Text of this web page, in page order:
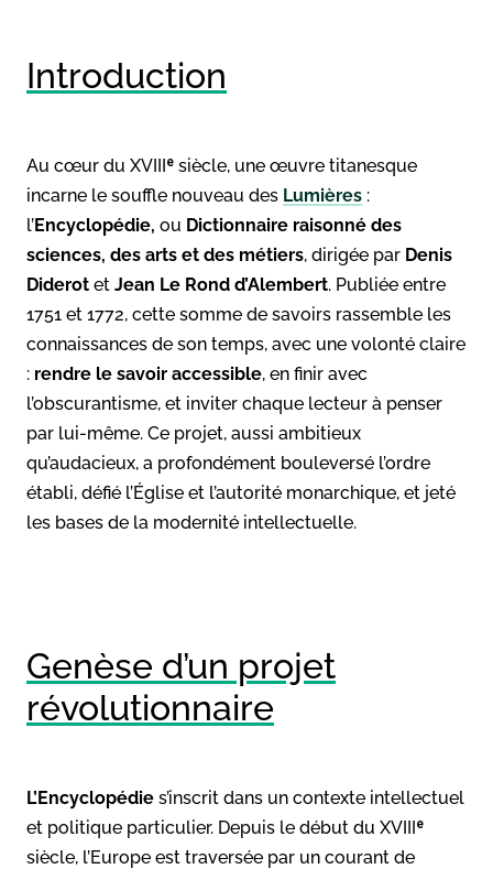
Introduction
Au cœur du XVIIIᵉ siècle, une œuvre titanesque
incarne le souffle nouveau des Lumières :
l’Encyclopédie, ou Dictionnaire raisonné des
sciences, des arts et des métiers, dirigée par Denis
Diderot et Jean Le Rond d’Alembert. Publiée entre
1751 et 1772, cette somme de savoirs rassemble les
connaissances de son temps, avec une volonté claire
: rendre le savoir accessible, en finir avec
l’obscurantisme, et inviter chaque lecteur à penser
par lui-même. Ce projet, aussi ambitieux
qu’audacieux, a profondément bouleversé l’ordre
établi, défié l’Église et l’autorité monarchique, et jeté
les bases de la modernité intellectuelle.
Genèse d’un projet
révolutionnaire
L’Encyclopédie s’inscrit dans un contexte intellectuel
et politique particulier. Depuis le début du XVIIIᵉ
siècle, l’Europe est traversée par un courant de